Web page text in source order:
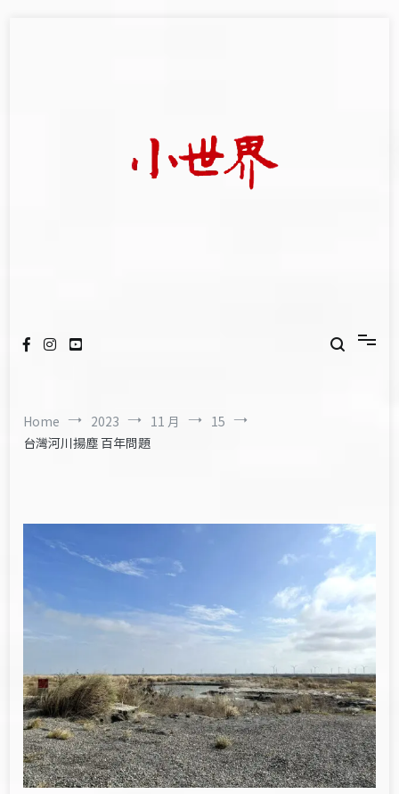
Home 2023 11 月
15
台灣河川揚塵 百年問題